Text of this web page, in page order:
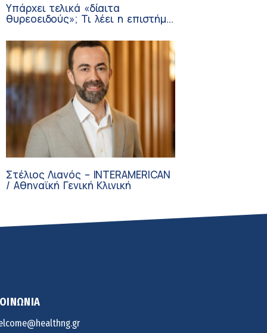
Υπάρχει τελικά «δίαιτα
θυρεοειδούς»; Τι λέει η επιστήμη
συμπληρώματα
Στέλιος Λιανός – INTERAMERICAN
/ Αθηναϊκή Γενική Κλινική